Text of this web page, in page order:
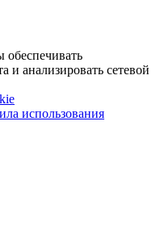
и анализировать сетевой
использования